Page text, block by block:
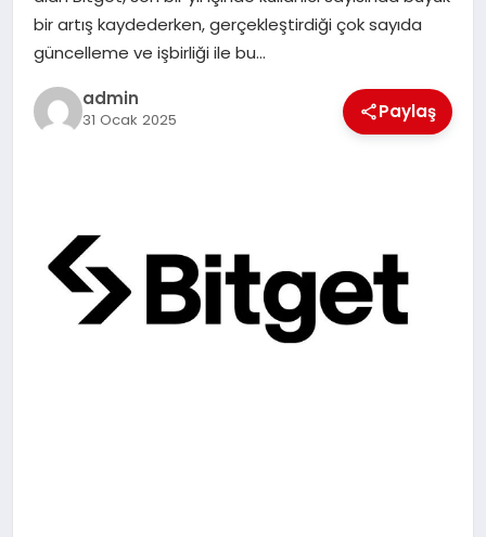
bir artış kaydederken, gerçekleştirdiği çok sayıda
güncelleme ve işbirliği ile bu…
admin
31 Ocak 2025 Paylaş